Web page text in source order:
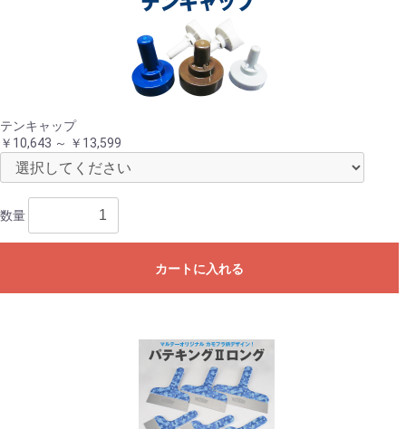
テンキャップ
￥10,643 ～ ￥13,599
数量
カートに入れる